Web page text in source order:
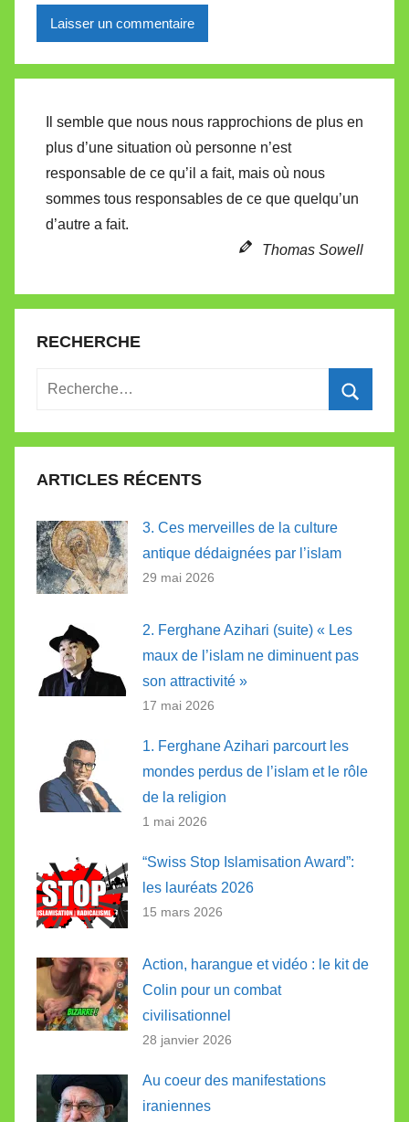
Il semble que nous nous rapprochions de plus en
plus d’une situation où personne n’est
responsable de ce qu’il a fait, mais où nous
sommes tous responsables de ce que quelqu’un
d’autre a fait.
Thomas Sowell
RECHERCHE
Recherche
:
ARTICLES RÉCENTS
3. Ces merveilles de la culture
antique dédaignées par l’islam
29 mai 2026
2. Ferghane Azihari (suite) « Les
maux de l’islam ne diminuent pas
son attractivité »
17 mai 2026
1. Ferghane Azihari parcourt les
mondes perdus de l’islam et le rôle
de la religion
1 mai 2026
“Swiss Stop Islamisation Award”:
les lauréats 2026
15 mars 2026
Action, harangue et vidéo : le kit de
Colin pour un combat
civilisationnel
28 janvier 2026
Au coeur des manifestations
iraniennes